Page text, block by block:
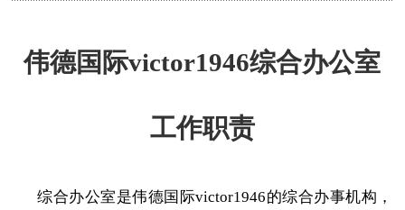
伟德国际victor1946综合办公室
工作职责
综合办公室是伟德国际victor1946的综合办事机构，